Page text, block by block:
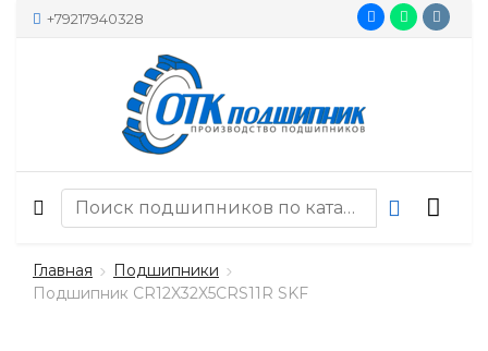
+79217940328
Главная
Подшипники
Подшипник CR12X32X5CRS11R SKF